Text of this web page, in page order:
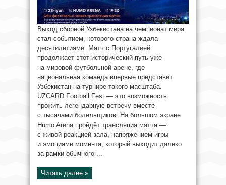
Выход сборной Узбекистана на чемпионат мира
стал событием, которого страна ждала
десятилетиями. Матч с Португалией
продолжает этот исторический путь уже
на мировой футбольной арене, где
национальная команда впервые представит
Узбекистан на турнире такого масштаба.
UZCARD Football Fest — это возможность
прожить легендарную встречу вместе
с тысячами болельщиков. На большом экране
Humo Arena пройдёт трансляция матча —
с живой реакцией зала, напряжением игры
и эмоциями момента, который выходит далеко
за рамки обычного ...
Читать далее »